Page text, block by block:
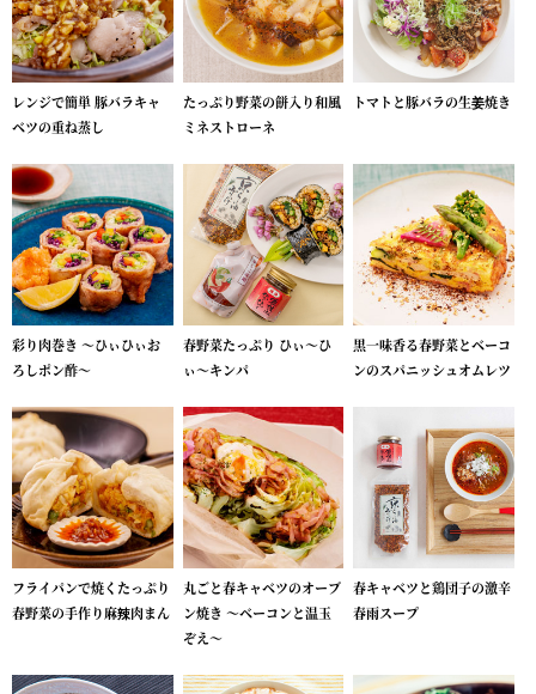
レンジで簡単 豚バラキャ
ベツの重ね蒸し
たっぷり野菜の餅入り和風
ミネストローネ
トマトと豚バラの生姜焼き
彩り肉巻き ～ひぃひぃお
ろしポン酢～
春野菜たっぷり ひぃ～ひ
ぃ～キンパ
黒一味香る春野菜とベーコ
ンのスパニッシュオムレツ
フライパンで焼くたっぷり
春野菜の手作り麻辣肉まん
丸ごと春キャベツのオーブ
ン焼き ～ベーコンと温玉
ぞえ～
春キャベツと鶏団子の激辛
春雨スープ